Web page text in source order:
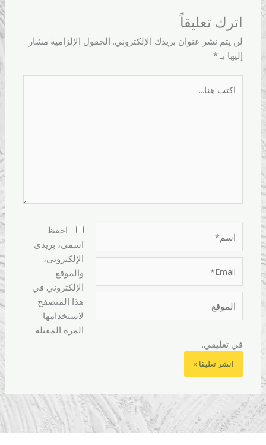
اترك تعليقاً
لن يتم نشر عنوان بريدك الإلكتروني. الحقول الإلزامية مشار
إليها بـ*
هنا...
احفظ
اسمي، بريدي
الإلكتروني،
والموقع
الإلكتروني في
هذا المتصفح
لاستخدامها
المرة المقبلة
في تعليقي.